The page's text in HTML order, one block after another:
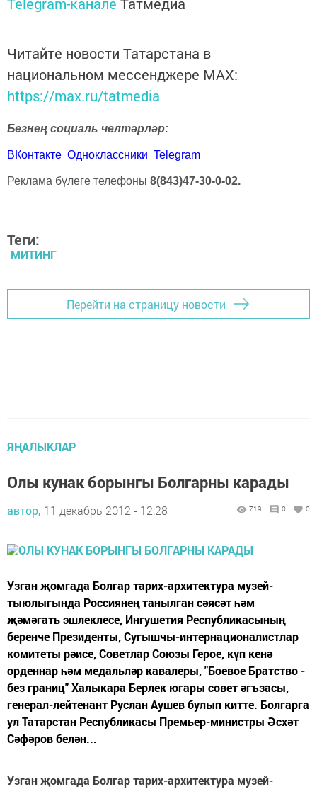
Читайте новости Татарстана в
национальном мессенджере MАХ:
https://max.ru/tatmedia
Безнең социаль челтәрләр:
ВКонтакте Одноклассники Telegram
Реклама бүлеге телефоны 8(843)47-30-0-02.
Теги:
МИТИНГ
Перейти на страницу новости
ЯҢАЛЫКЛАР
Олы кунак борынгы Болгарны карады
автор, 11 декабрь 2012 - 12:28 719 0 0
Узган җомгада Болгар тарих-архитектура музей-
тыюлыгында Россиянең танылган сәясәт һәм
җәмәгать эшлеклесе, Ингушетия Республикасының
беренче Президенты, Сугышчы-интернационалистлар
комитеты рәисе, Советлар Союзы Герое, күп кенә
орденнар һәм медальләр кавалеры, "Боевое Братство -
без границ" Халыкара Берлек югары совет әгъзасы,
генерал-лейтенант Руслан Аушев булып китте. Болгарга
ул Татарстан Республикасы Премьер-министры Әсхәт
Сәфәров белән...
Узган җомгада Болгар тарих-архитектура музей-